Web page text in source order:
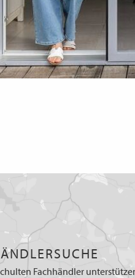
Fachhändler